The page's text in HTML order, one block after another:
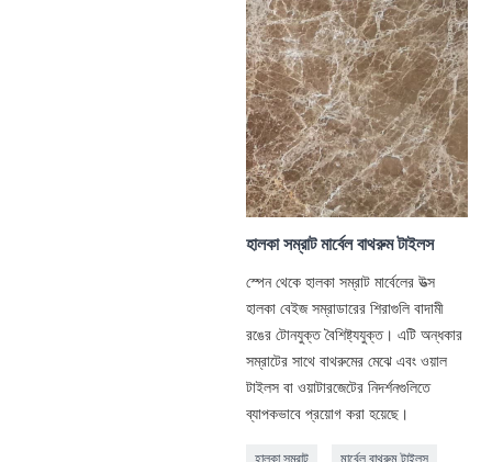
হালকা সম্রাট মার্বেল বাথরুম টাইলস
স্পেন থেকে হালকা সম্রাট মার্বেলের উত্স
হালকা বেইজ সম্রাডারের শিরাগুলি বাদামী
রঙের টোনযুক্ত বৈশিষ্ট্যযুক্ত। এটি অন্ধকার
সম্রাটের সাথে বাথরুমের মেঝে এবং ওয়াল
টাইলস বা ওয়াটারজেটের নিদর্শনগুলিতে
ব্যাপকভাবে প্রয়োগ করা হয়েছে।